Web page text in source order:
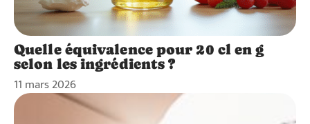
Quelle équivalence pour 20 cl en g
selon les ingrédients ?
11 mars 2026